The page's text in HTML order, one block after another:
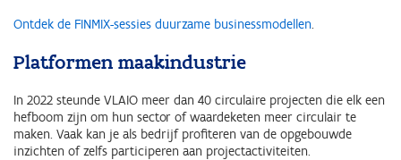
Ontdek de FINMIX-sessies duurzame businessmodellen.
Platformen maakindustrie
In 2022 steunde VLAIO meer dan 40 circulaire projecten die elk een
hefboom zijn om hun sector of waardeketen meer circulair te
maken. Vaak kan je als bedrijf profiteren van de opgebouwde
inzichten of zelfs participeren aan projectactiviteiten.